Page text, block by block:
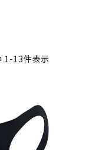
ガット（テニス）
1 -13件表示